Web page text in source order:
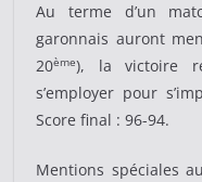
Au terme d’un
garonnais auront
20ème), la victoire
s’employer pour
Score final : 96-94.
Mentions spéciales